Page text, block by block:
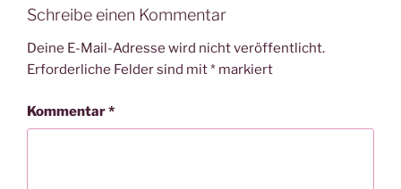
Schreibe einen Kommentar
Deine E-Mail-Adresse wird nicht veröffentlicht.
Erforderliche Felder sind mit* markiert
Kommentar*